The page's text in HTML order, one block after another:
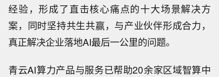
经验，形成了直击核心痛点的十大场景解决方
案，同时坚持共生共赢，与产业伙伴形成合力，
真正解决企业落地AI最后一公里的问题。
青云AI算力产品与服务已帮助20余家区域智算中